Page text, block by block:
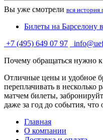
Вы уже смотрели вся история
Билеты на
+7 (495) 649 07 97
Почему обращаться нужно
Отличные цены и удобное
переплачивать в несколько
матчем билеты,
даже за год до события, что
Главная
О компании